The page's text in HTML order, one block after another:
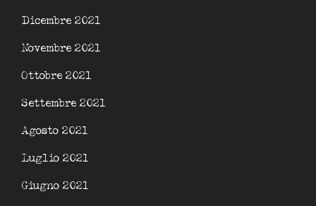
Dicembre 2021
Novembre 2021
Ottobre 2021
Settembre 2021
Agosto 2021
Luglio 2021
Giugno 2021